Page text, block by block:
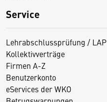
Service
Lehrabschlussprüfung / LAP
Kollektivverträge
Firmen A-Z
Benutzerkonto
eServices der WKO